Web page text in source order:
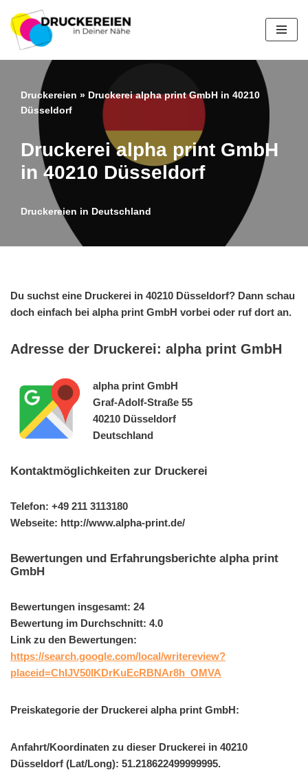
Zum
Inhalt
springen
Druckereien » Druckerei alpha print GmbH in 40210
Düsseldorf
Druckerei alpha print GmbH
in 40210 Düsseldorf
Druckereien in Deutschland
Du suchst eine Druckerei in 40210 Düsseldorf? Dann schau
doch einfach bei alpha print GmbH vorbei oder ruf dort an.
Adresse der Druckerei: alpha print GmbH
alpha print GmbH
Graf-Adolf-Straße 55
40210 Düsseldorf
Deutschland
Kontaktmöglichkeiten zur Druckerei
Telefon: +49 211 3113180
Webseite: http://www.alpha-print.de/
Bewertungen und Erfahrungsberichte alpha print
GmbH
Bewertungen insgesamt: 24
Bewertung im Durchschnitt: 4.0
Link zu den Bewertungen:
https://search.google.com/local/writereview?
placeid=ChIJV50IKDrKuEcRBNAr8h_OMVA
Preiskategorie der Druckerei alpha print GmbH:
Anfahrt/Koordinaten zu dieser Druckerei in 40210
Düsseldorf (Lat/Long): 51.218622499999995.